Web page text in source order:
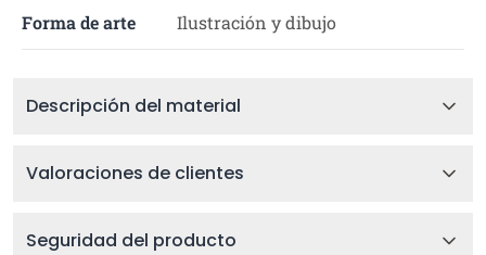
Forma de arte Ilustración y dibujo
Descripción del material
Valoraciones de clientes
Seguridad del producto